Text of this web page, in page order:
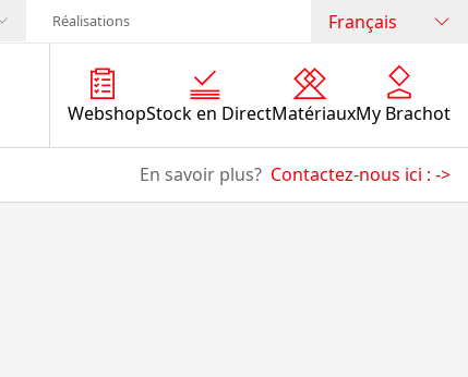
Réalisations Français
WebshopStock en DirectMatériauxMy Brachot
En savoir plus? Contactez-nous ici : ->